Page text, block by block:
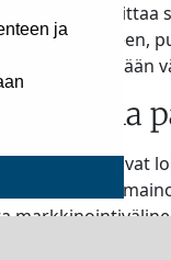
ja
tapa
grillaukseen,
valita tikun pään
omalla
ovat
liikkuvina